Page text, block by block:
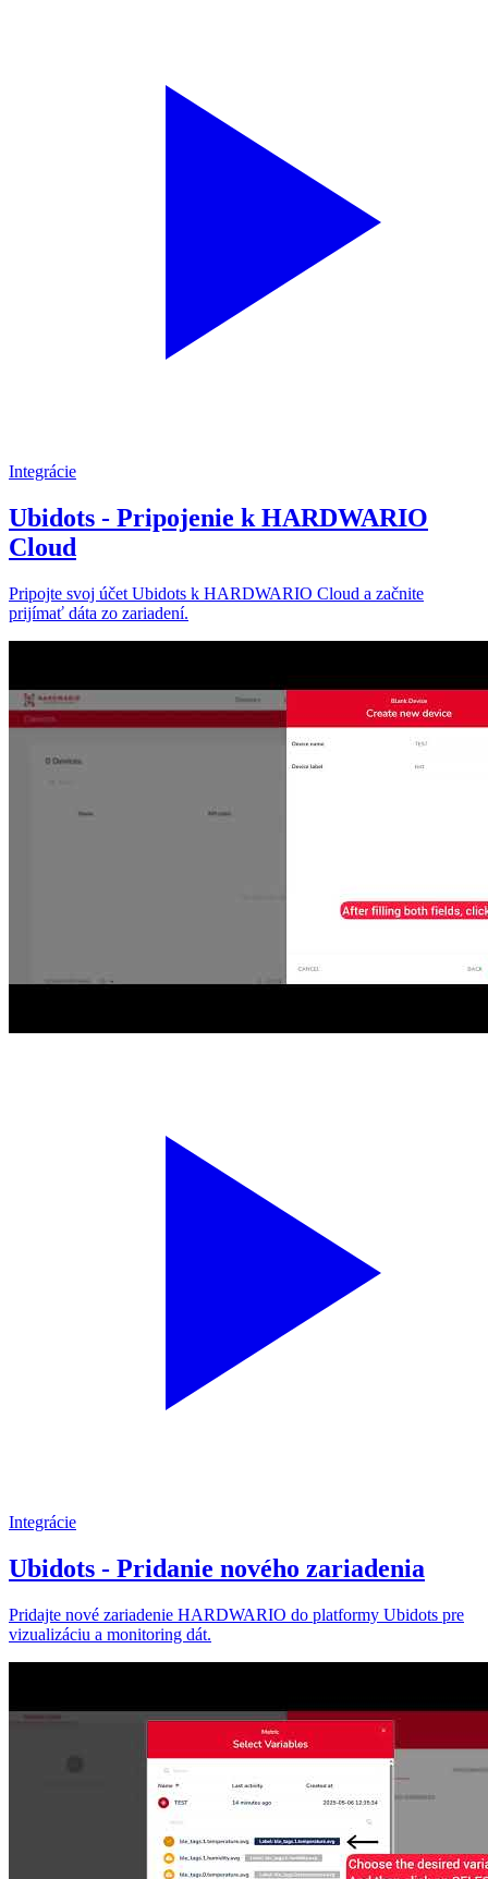
Integrácie
Ubidots - Pripojenie k HARDWARIO
Cloud
Pripojte svoj účet Ubidots k HARDWARIO Cloud a začnite
prijímať dáta zo zariadení.
Integrácie
Ubidots - Pridanie nového zariadenia
Pridajte nové zariadenie HARDWARIO do platformy Ubidots pre
vizualizáciu a monitoring dát.